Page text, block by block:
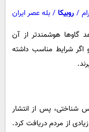
/ روبیکا / بله عصر ایران
گاوها هوشمندتر از آن
شرایط مناسب داشته
شناختی، پس از انتشار
زیادی از مردم دریافت کرد.